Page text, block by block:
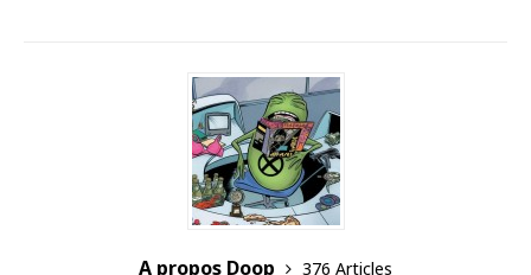
A propos Doop
376 Articles